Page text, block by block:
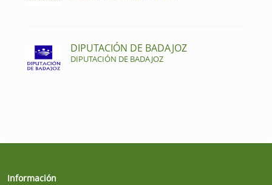
DIPUTACIÓN DE BADAJOZ
DIPUTACIÓN DE BADAJOZ
Información